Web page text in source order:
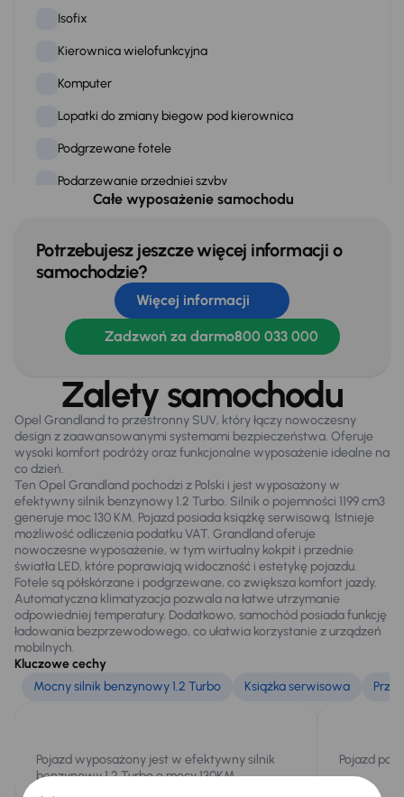
Isofix
Kierownica wielofunkcyjna
Komputer
Lopatki do zmiany biegow pod kierownica
Podgrzewane fotele
Podgrzewanie przedniej szyby
Skórzana kierownica
Stereo
Stop Start systém
Tempomat
Zamek centralny
Na zewnątrz
Automatyczne światła drogowe
Automatyczne swiatla dzienne
Czujniki parkowania prz. i tył
Dzienne swiatla LED
Elektr. składane lusterka
Elektryczne lusterka
Oryginalne Alufelgi
Światła przeciwmgielne
Całe wyposażenie samochodu
Potrzebujesz jeszcze więcej informacji o
samochodzie?
Więcej informacji
Zadzwoń za darmo800 033 000
Zalety samochodu
Opel Grandland to przestronny SUV, który łączy nowoczesny
design z zaawansowanymi systemami bezpieczeństwa. Oferuje
wysoki komfort podróży oraz funkcjonalne wyposażenie idealne na
co dzień.
Ten Opel Grandland pochodzi z Polski i jest wyposażony w
efektywny silnik benzynowy 1.2 Turbo. Silnik o pojemności 1199 cm3
generuje moc 130 KM. Pojazd posiada książkę serwisową. Istnieje
możliwość odliczenia podatku VAT. Grandland oferuje
nowoczesne wyposażenie, w tym wirtualny kokpit i przednie
światła LED, które poprawiają widoczność i estetykę pojazdu.
Fotele są półskórzane i podgrzewane, co zwiększa komfort jazdy.
Automatyczna klimatyzacja pozwala na łatwe utrzymanie
odpowiedniej temperatury. Dodatkowo, samochód posiada funkcję
ładowania bezprzewodowego, co ułatwia korzystanie z urządzeń
mobilnych.
Kluczowe cechy
Mocny silnik benzynowy 1.2 Turbo
Książka serwisowa
Pojazd wyposażony jest w efektywny silnik
benzynowy 1.2 Turbo o mocy 130KM.
Pojazd